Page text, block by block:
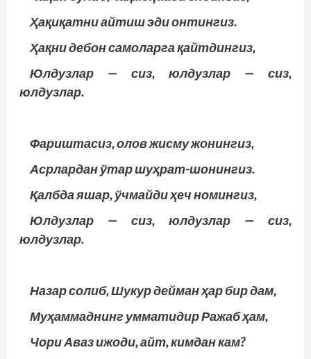
Ҳақиқатни айтиш эди онтингиз.
Ҳақни дебон самоларга қайтдингиз,
Юлдузлар — сиз, юлдузлар — сиз,
юлдузлар.
Фариштасиз, олов жисму жонингиз,
Асрлардан ўтар шуҳрат-шонингиз.
Қалбда яшар, ўчмайди ҳеч номингиз,
Юлдузлар — сиз, юлдузлар — сиз,
юлдузлар.
Назар солиб, Шукур дейман ҳар бир дам,
Муҳаммаднинг умматидир Ражаб ҳам,
Чори Аваз ижоди, айт, кимдан кам?